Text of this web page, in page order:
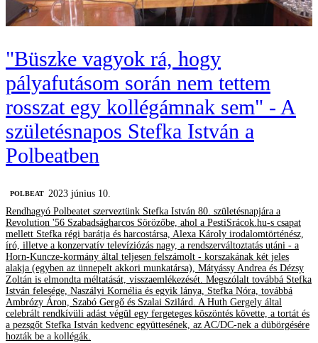
"Büszke vagyok rá, hogy
pályafutásom során nem tettem
rosszat egy kollégámnak sem" - A
születésnapos Stefka István a
Polbeatben
‎POLBEAT 2023 június 10.
Rendhagyó Polbeatet szerveztünk Stefka István 80. születésnapjára a
Revolution '56 Szabadságharcos Sörözőbe, ahol a PestiSrácok.hu-s csapat
mellett Stefka régi barátja és harcostársa, Alexa Károly irodalomtörténész,
író, illetve a konzervatív televíziózás nagy, a rendszerváltoztatás utáni - a
Horn-Kuncze-kormány által teljesen felszámolt - korszakának két jeles
alakja (egyben az ünnepelt akkori munkatársa), Mátyássy Andrea és Dézsy
Zoltán is elmondta méltatását, visszaemlékezését. Megszólalt továbbá Stefka
István felesége, Naszályi Kornélia és egyik lánya, Stefka Nóra, továbbá
Ambrózy Áron, Szabó Gergő és Szalai Szilárd. A Huth Gergely által
celebrált rendkívüli adást végül egy fergeteges köszöntés követte, a tortát és
a pezsgőt Stefka István kedvenc együttesének, az AC/DC-nek a dübörgésére
hozták be a kollégák.